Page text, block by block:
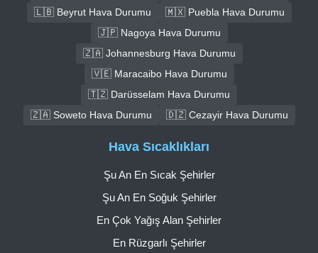
🇱🇧 Beyrut Hava Durumu
🇲🇽 Puebla Hava Durumu
🇯🇵 Nagoya Hava Durumu
🇿🇦 Johannesburg Hava Durumu
🇻🇪 Maracaibo Hava Durumu
🇹🇿 Darüsselam Hava Durumu
🇿🇦 Soweto Hava Durumu
🇩🇿 Cezayir Hava Durumu
Hava Sıcaklıkları
Şu An En Sıcak Şehirler
Şu An En Soğuk Şehirler
En Çok Yağış Alan Şehirler
En Rüzgarlı Şehirler